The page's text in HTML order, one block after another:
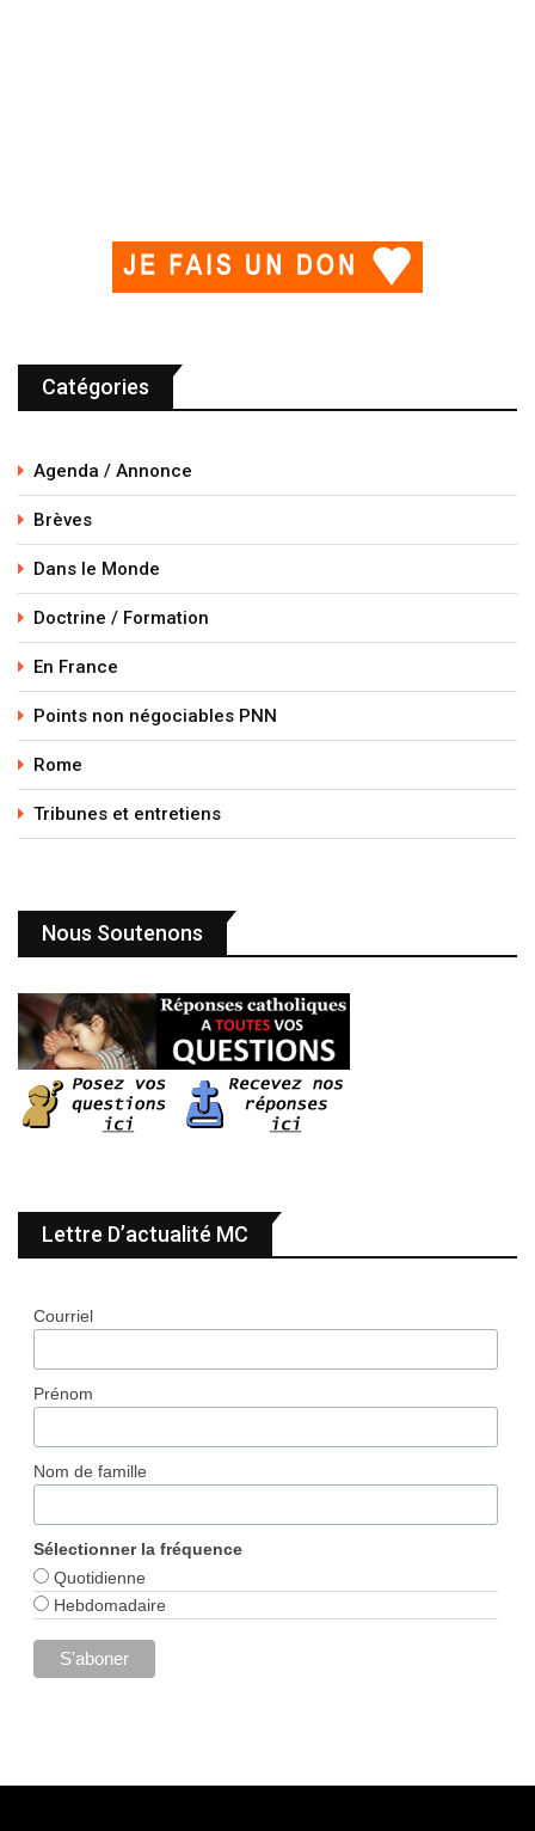
Catégories
Agenda / Annonce
Brèves
Dans le Monde
Doctrine / Formation
En France
Points non négociables PNN
Rome
Tribunes et entretiens
Nous Soutenons
Lettre D’actualité MC
Courriel
Prénom
Nom de famille
Sélectionner la fréquence
Quotidienne
Hebdomadaire